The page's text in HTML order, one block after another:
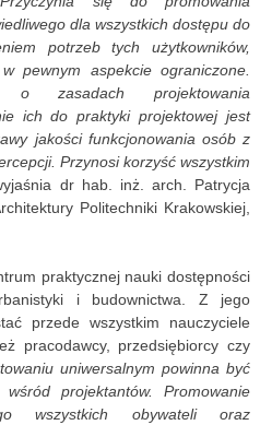
dla wszystkich dostępu do
potrzeb tych użytkowników,
pewnym aspekcie ograniczone.
o zasadach projektowania
ich do praktyki projektowej jest
jakości funkcjonowania osób z
Przynosi korzyść wszystkim
dr hab. inż. arch. Patrycja
Politechniki Krakowskiej,
praktycznej nauki dostępności
i budownictwa. Z jego
przede wszystkim nauczyciele
pracodawcy, przedsiębiorcy czy
uniwersalnym powinna być
projektantów. Promowanie
wszystkich obywateli oraz